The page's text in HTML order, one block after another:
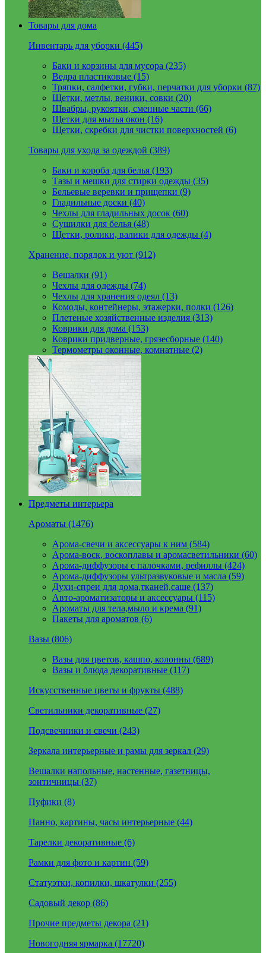
Товары для дома
Инвентарь для уборки (445)
Баки и корзины для мусора (235)
Ведра пластиковые (15)
Тряпки, салфетки, губки, перчатки для уборки (87)
Щетки, метлы, веники, совки (20)
Швабры, рукоятки, сменные части (66)
Щетки для мытья окон (16)
Щетки, скребки для чистки поверхностей (6)
Товары для ухода за одеждой (389)
Баки и короба для белья (193)
Тазы и мешки для стирки одежды (35)
Бельевые веревки и прищепки (9)
Гладильные доски (40)
Чехлы для гладильных досок (60)
Сушилки для белья (48)
Щетки, ролики, валики для одежды (4)
Хранение, порядок и уют (912)
Вешалки (91)
Чехлы для одежды (74)
Чехлы для хранения одеял (13)
Комоды, контейнеры, этажерки, полки (126)
Плетеные хозяйственные изделия (313)
Коврики для дома (153)
Коврики придверные, грязесборные (140)
Термометры оконные, комнатные (2)
Предметы интерьера
Ароматы (1476)
Арома-свечи и аксессуары к ним (584)
Арома-воск, воскоплавы и аромасветильники (60)
Арома-диффузоры с палочками, рефиллы (424)
Арома-диффузоры ультразвуковые и масла (59)
Духи-спреи для дома,тканей,саше (137)
Авто-ароматизаторы и аксессуары (115)
Ароматы для тела,мыло и крема (91)
Пакеты для ароматов (6)
Вазы (806)
Вазы для цветов, кашпо, колонны (689)
Вазы и блюда декоративные (117)
Искусственные цветы и фрукты (488)
Светильники декоративные (27)
Подсвечники и свечи (243)
Зеркала интерьерные и рамы для зеркал (29)
Вешалки напольные, настенные, газетницы,
зонтичницы (37)
Пуфики (8)
Панно, картины, часы интерьерные (44)
Тарелки декоративные (6)
Рамки для фото и картин (59)
Статуэтки, копилки, шкатулки (255)
Садовый декор (86)
Прочие предметы декора (21)
Новогодняя ярмарка (17720)